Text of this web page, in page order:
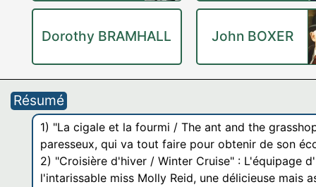
Dorothy BRAMHALL John BOXER
Résumé
1) "La cigale et la fourmi / The ant and the
paresseux, qui va tout faire pour obtenir de son
2) "Croisière d'hiver / Winter Cruise" : L'équipage
l'intarissable miss Molly Reid, une délicieuse mais